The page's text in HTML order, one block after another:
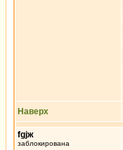
Наверх
fgjж
заблокирована